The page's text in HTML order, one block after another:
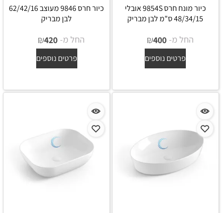
כיור מונח חרס 9854S אובלי
48/34/15 ס"מ לבן מבריק
החל מ- ₪400
פרטים נוספים
כיור חרס 9846 מעוצב 62/42/16
לבן מבריק
החל מ- ₪420
פרטים נוספים